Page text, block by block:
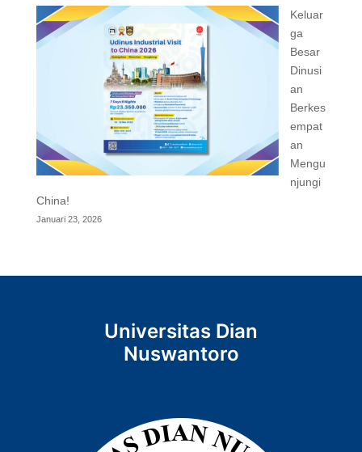
Keluar
ga
Besar
Dinusi
an
Berkes
empat
an
Mengu
njungi
China!
Januari 23, 2026
Universitas Dian
Nuswantoro